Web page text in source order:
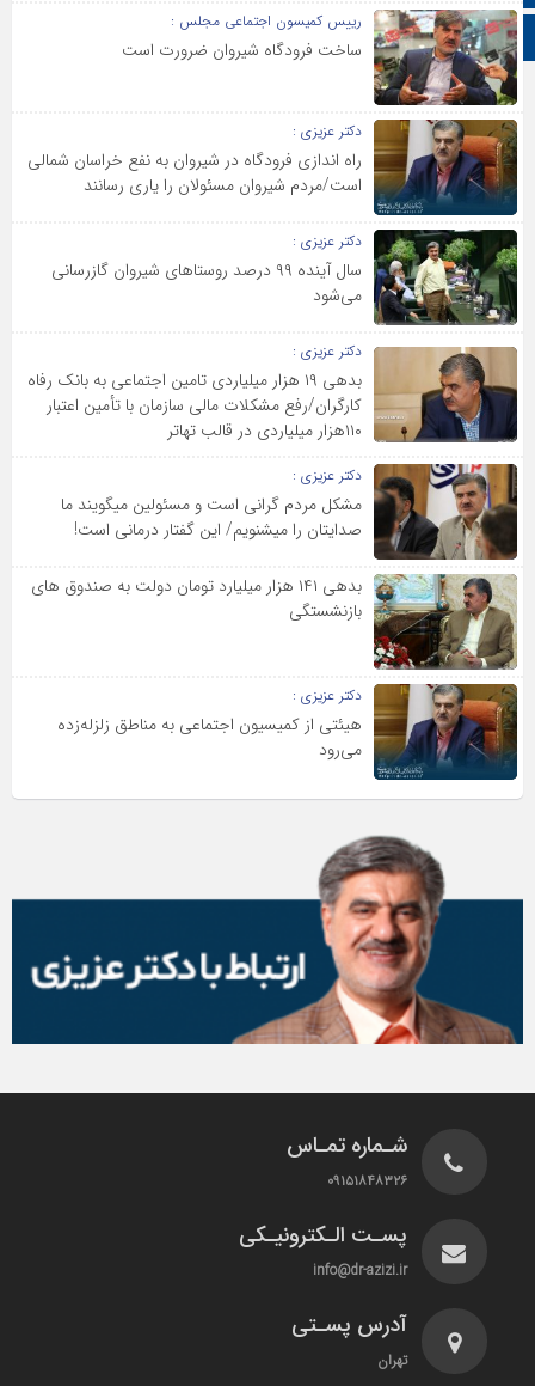
زبان عربی
رییس کمیسون اجتماعی مجلس :
ساخت فرودگاه شیروان ضرورت است
دکتر عزیزی :
راه اندازی فرودگاه در شیروان به نفع خراسان شمالی
است/مردم شیروان مسئولان را یاری رسانند
دکتر عزیزی :
سال آینده ۹۹ درصد روستاهای شیروان گاز‌رسانی
می‌شود
دکتر عزیزی :
بدهی ۱۹ هزار میلیاردی تامین اجتماعی به بانک رفاه
کارگران/رفع مشکلات مالی سازمان با تأمین اعتبار
۱۱۰هزار میلیاردی در قالب تهاتر
دکتر عزیزی :
مشکل مردم گرانی است و مسئولین می‎گویند ما
صدایتان را می‎شنویم/ این گفتار درمانی است!
بدهی ۱۴۱ هزار میلیارد تومان دولت به صندوق های
بازنشستگی
دکتر عزیزی :
هیئتی از کمیسیون اجتماعی به مناطق زلزله‌زده
می‌رود
شـماره تمـاس
۰۹۱۵۱۸۴۸۳۲۶
پسـت الـکترونیـکی
info@dr-azizi.ir
آدرس پسـتی
تهران